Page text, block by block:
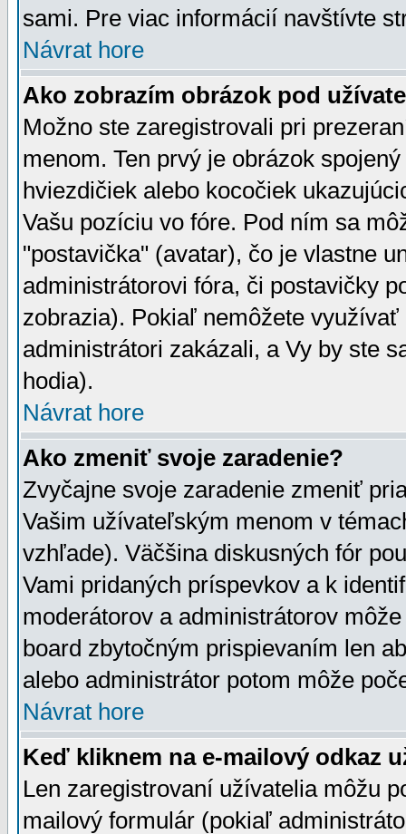
sami. Pre viac informácií navštívte
Návrat hore
Ako zobrazím obrázok pod
Možno ste zaregistrovali pri
menom. Ten prvý je obrázok
hviezdičiek alebo kocočiek
Vašu pozíciu vo fóre. Pod ním sa
"postavička" (avatar), čo je vlastne
administrátorovi fóra, či postavičky
zobrazia). Pokiaľ nemôžete
administrátori zakázali, a Vy by ste
hodia).
Návrat hore
Ako zmeniť svoje zaradenie?
Zvyčajne svoje zaradenie zmeniť
Vašim užívateľským menom v
vzhľade). Väčšina diskusných fór
Vami pridaných príspevkov a k
moderátorov a administrátorov
board zbytočným prispievaním len
alebo administrátor potom môže
Návrat hore
Keď kliknem na e-mailový odkaz
Len zaregistrovaní užívatelia môžu
mailový formulár (pokiaľ